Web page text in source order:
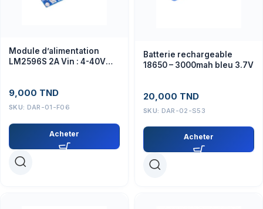
Module d’alimentation
LM2596S 2A Vin : 4-40V
9,000 TND
SKU: DAR-01-F06
Acheter
Batterie rechargeable
18650 – 3000mah bleu 3.7V
20,000 TND
SKU: DAR-02-S53
Acheter